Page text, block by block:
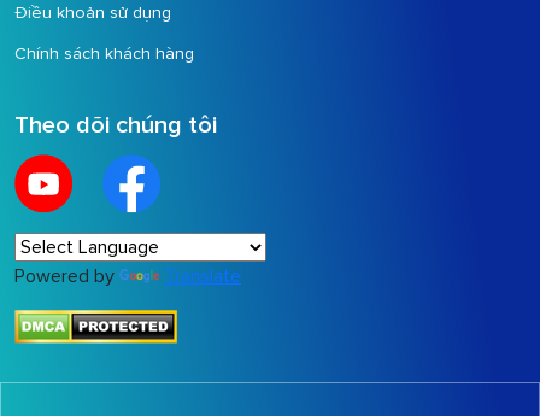
Điều khoản sử dụng
Chính sách khách hàng
Theo dõi chúng tôi
Powered by Translate